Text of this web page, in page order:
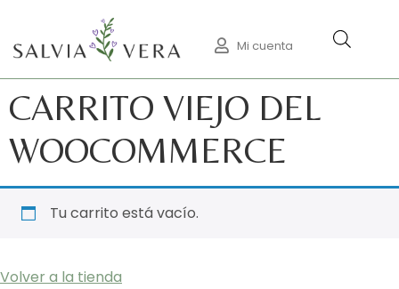
Mi cuenta
CARRITO VIEJO DEL
WOOCOMMERCE
Tu carrito está vacío.
Volver a la tienda